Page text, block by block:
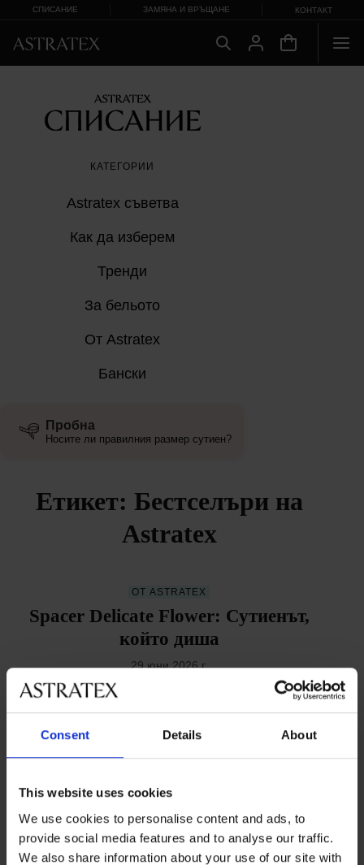
Consent Details About
This website uses cookies
We use cookies to personalise content and ads, to
provide social media features and to analyse our traffic.
We also share information about your use of our site with
СПИСАНИЕ ЗАМЯНА И ВРЪЩАНЕ КОНТАКТ
КАТЕГОРИИ
Astratex съветвa
Как да изберем
Тренди
За бельото
От Astratex
Бански
Пробна
Носите ли правилния размер сутиен?
Етикет: Бестселъри на
Astratex
ОТ ASTRATEX
Spacer Delicate Flower: Сутиенът,
който диша
29 юни 2026 г.
ОТ ASTRATEX
3D Lady Grace New
ОТ ASTRATEX
Създадено в Astratex: Сутиени и
бански костюми с чашки Spacer